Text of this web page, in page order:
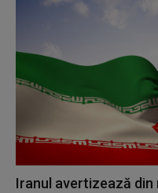
Iranul avertizează din